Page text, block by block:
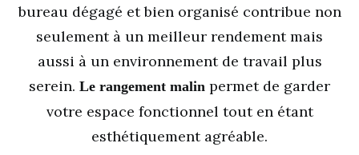
bureau dégagé et bien organisé contribue non
seulement à un meilleur rendement mais
aussi à un environnement de travail plus
serein. Le rangement malin permet de garder
votre espace fonctionnel tout en étant
esthétiquement agréable.